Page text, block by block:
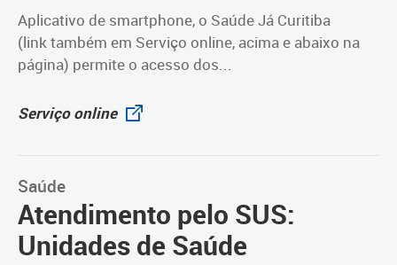
Aplicativo de smartphone, o Saúde Já Curitiba
(link também em Serviço online, acima e abaixo na
página) permite o acesso dos...
Serviço online
Saúde
Atendimento pelo SUS:
Unidades de Saúde